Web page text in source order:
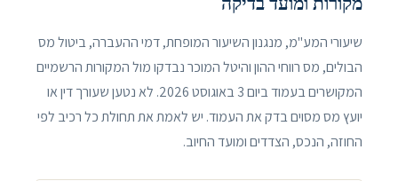
שיעורי המע"מ, מנגנון השיעור המופחת, דמי ההעברה, ביטול מס
הבולים, מס רווחי ההון והיטל המוכר נבדקו מול המקורות הרשמיים
המקושרים בעמוד ביום3 באוגוסט 2026
. לא נטען שעורך דין או
יועץ מס מסוים בדק את העמוד. יש לאמת את תחולת כל רכיב לפי
החוזה, הנכס, הצדדים ומועד החיוב.